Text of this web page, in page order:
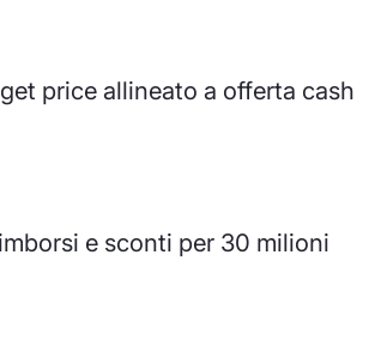
price allineato a offerta cash
e sconti per 30 milioni